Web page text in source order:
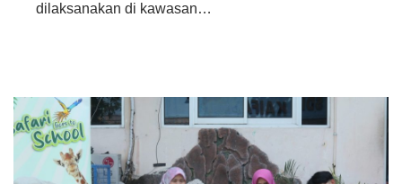
dilaksanakan di kawasan…